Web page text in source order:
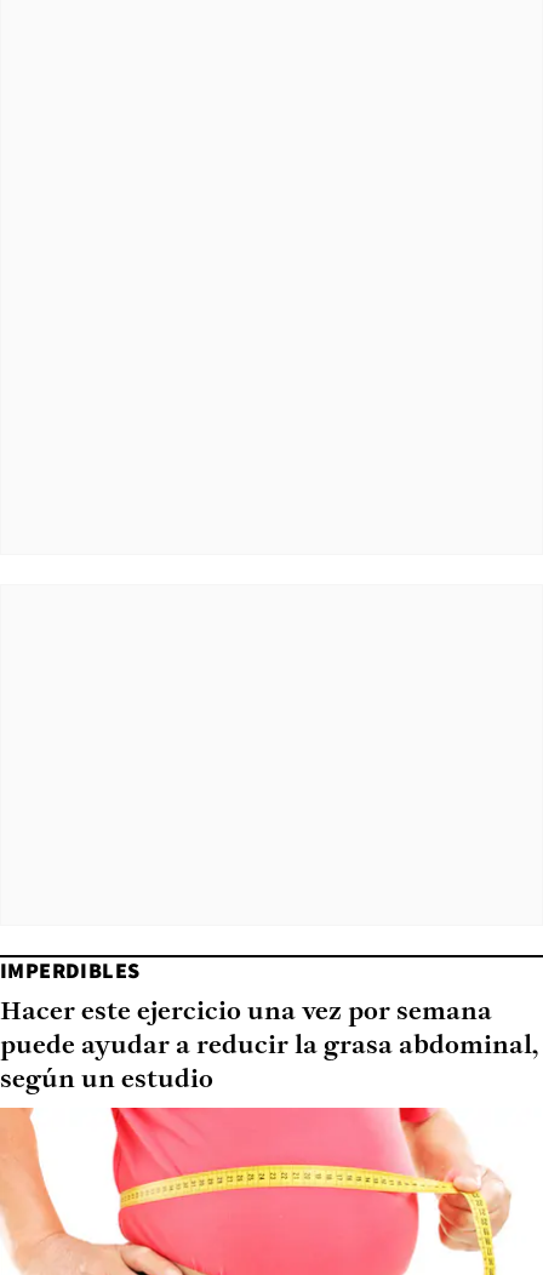
IMPERDIBLES
Hacer este ejercicio una vez por semana
puede ayudar a reducir la grasa abdominal,
según un estudio